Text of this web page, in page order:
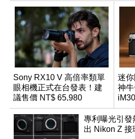
Sony RX10 V 高倍率類單
眼相機正式在台發表！建
議售價 NT$ 65,980
迷你
神
專利曝光引發
出 Nikon Z 接